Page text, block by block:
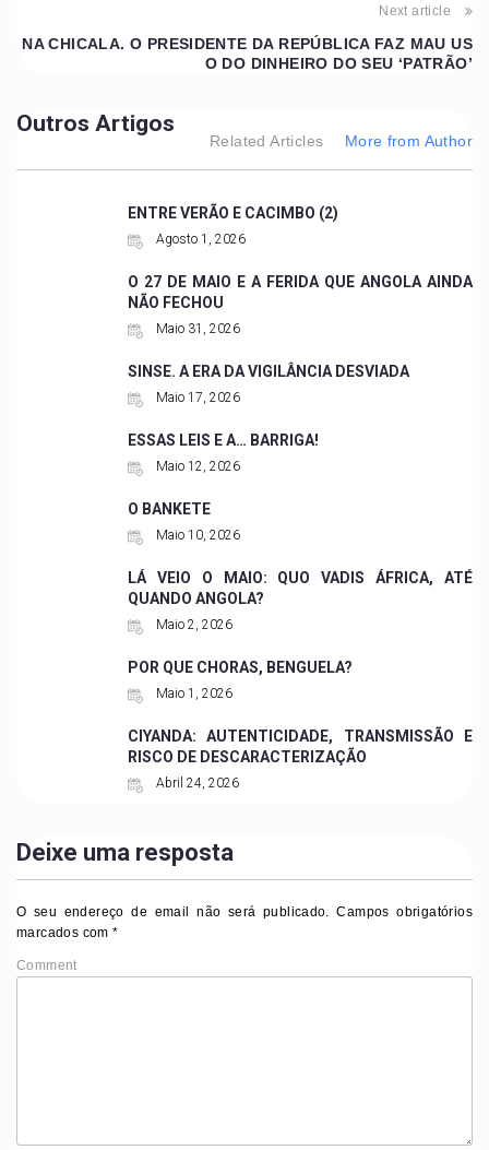
Next article
NA CHICALA. O PRESIDENTE DA REPÚBLICA FAZ MAU US
O DO DINHEIRO DO SEU ‘PATRÃO’
Outros Artigos
Related Articles More from Author
ENTRE VERÃO E CACIMBO (2)
Agosto 1, 2026
O 27 DE MAIO E A FERIDA QUE ANGOLA AINDA
NÃO FECHOU
Maio 31, 2026
SINSE. A ERA DA VIGILÂNCIA DESVIADA
Maio 17, 2026
ESSAS LEIS E A… BARRIGA!
Maio 12, 2026
O BANKETE
Maio 10, 2026
LÁ VEIO O MAIO: QUO VADIS ÁFRICA, ATÉ
QUANDO ANGOLA?
Maio 2, 2026
POR QUE CHORAS, BENGUELA?
Maio 1, 2026
CIYANDA: AUTENTICIDADE, TRANSMISSÃO E
RISCO DE DESCARACTERIZAÇÃO
Abril 24, 2026
Deixe uma resposta
O seu endereço de email não será publicado.
Campos obrigatórios
marcados com*
Comment